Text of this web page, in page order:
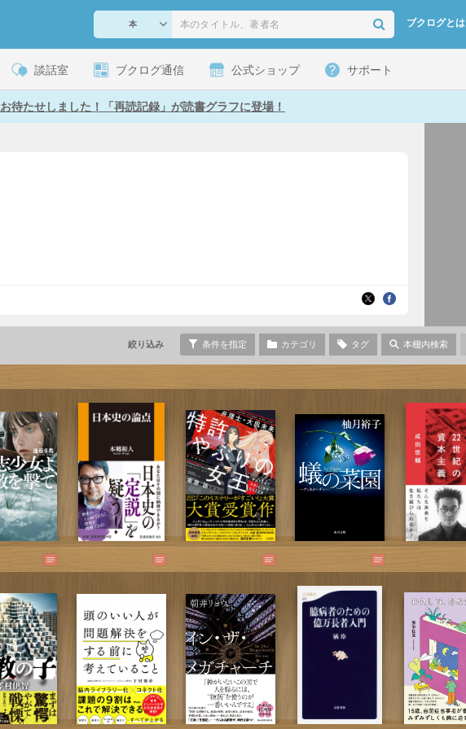
ブクログとは
談話室 ブクログ通信 公式ショップ サポート
お待たせしました！「再読記録」が読書グラフに登場！
絞り込み 条件を指定 カテゴリ タグ 本棚内検索